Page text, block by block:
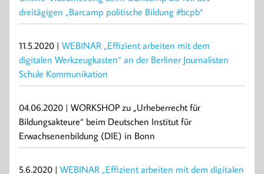
dreitägigen „Barcamp politische Bildung #bcpb“
11.5.2020 | WEBINAR „Effizient arbeiten mit dem
digitalen Werkzeugkasten“ an der Berliner Journalisten
Schule Kommunikation
04.06.2020 | WORKSHOP zu „Urheberrecht für
Bildungsakteure“ beim Deutschen Institut für
Erwachsenenbildung (DIE) in Bonn
5.6.2020 | WEBINAR „Effizient arbeiten mit dem digitalen